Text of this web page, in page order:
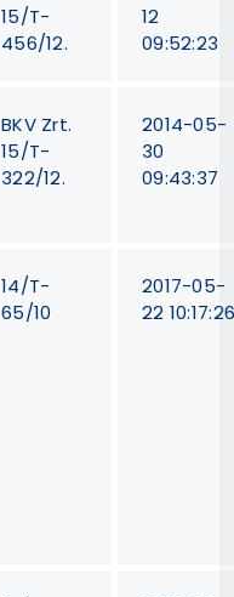
15/T-
456/12.
12
09:52:23
BKV Zrt.
15/T-
322/12.
2014-05-
30
09:43:37
14/T-
65/10
2017-05-
22